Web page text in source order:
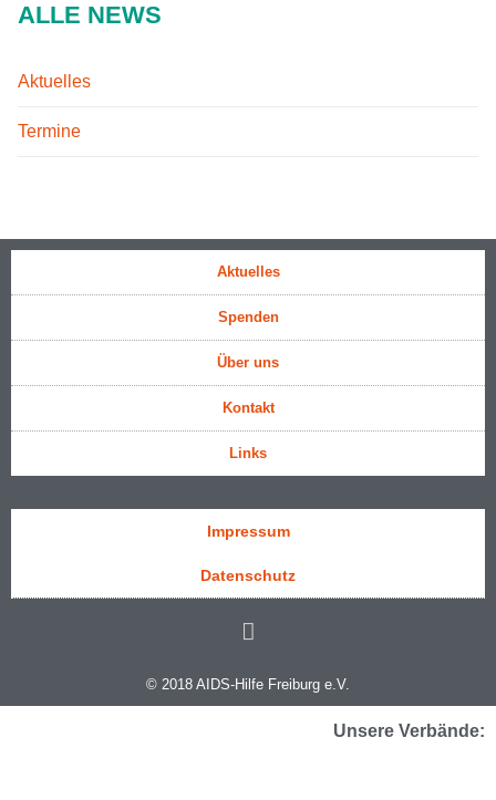
ALLE NEWS
Aktuelles
Termine
Aktuelles
Spenden
Über uns
Kontakt
Links
Impressum
Datenschutz
© 2018 AIDS-Hilfe Freiburg e.V.
Unsere Verbände: